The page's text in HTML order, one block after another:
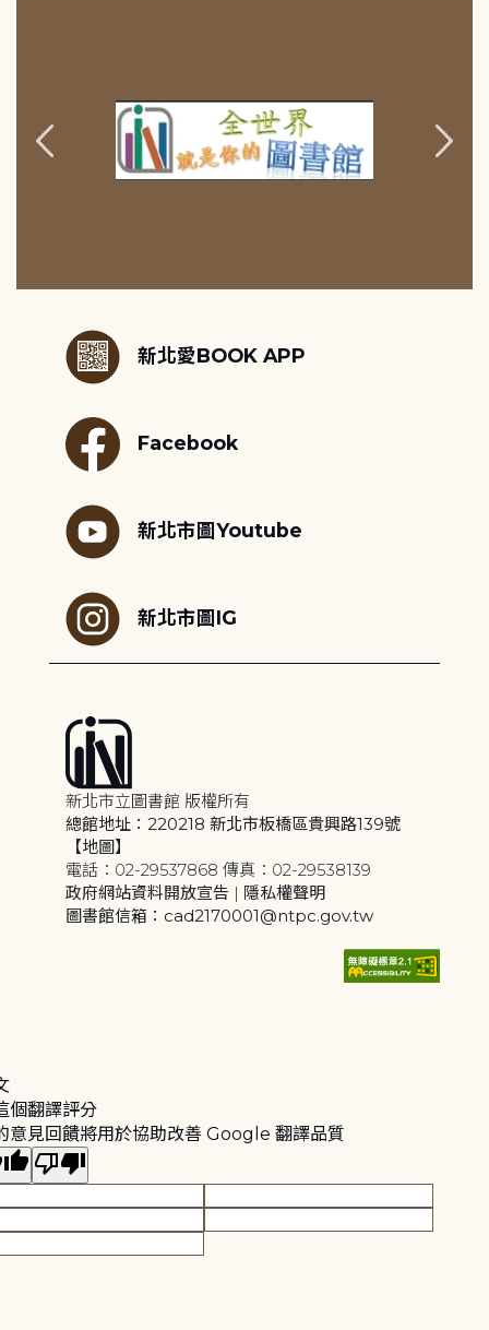
新北愛BOOK APP
Facebook
新北市圖Youtube
新北市圖IG
新北市立圖書館 版權所有
總館地址：220218 新北市板橋區貴興路139號
【地圖】
電話：02-29537868 傳真：02-29538139
政府網站資料開放宣告 | 隱私權聲明
圖書館信箱：cad2170001@ntpc.gov.tw
個翻譯評分
意見回饋將用於協助改善 Google 翻譯品質